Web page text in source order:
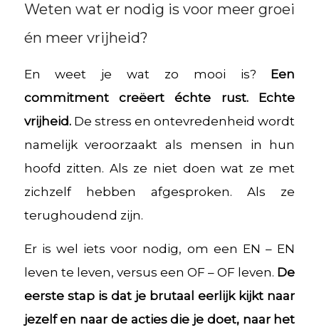
Weten wat er nodig is voor meer groei
én meer vrijheid?
En weet je wat zo mooi is? Een
commitment creëert échte rust. Echte
vrijheid.De stress en ontevredenheid wordt
namelijk veroorzaakt als mensen in hun
hoofd zitten. Als ze niet doen wat ze met
zichzelf hebben afgesproken. Als ze
terughoudend zijn.
Er is wel iets voor nodig, om een EN – EN
leven te leven, versus een OF – OF leven. De
eerste stap is dat je brutaal eerlijk kijkt naar
jezelf en naar de acties die je doet, naar het